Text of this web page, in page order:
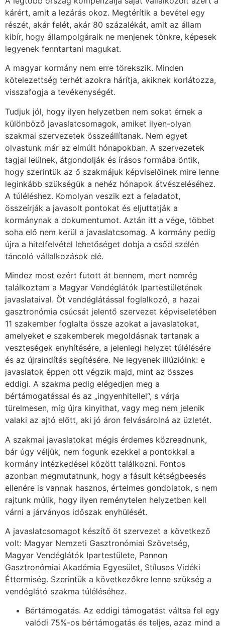
kárért, amit a lezárás okoz. Megtérítik a bevétel egy
részét, akár felét, akár 80 százalékát, amit az állam
kibír, hogy állampolgáraik ne menjenek tönkre, képesek
legyenek fenntartani magukat.
A magyar kormány nem erre törekszik. Minden
kötelezettség terhét azokra hárítja, akiknek korlátozza,
visszafogja a tevékenységét.
Tudjuk jól, hogy ilyen helyzetben nem sokat érnek a
különböző javaslatcsomagok, amiket ilyen-olyan
szakmai szervezetek összeállítanak. Nem egyet
olvastunk már az elmúlt hónapokban. A szervezetek
tagjai leülnek, átgondolják és írásos formába öntik,
hogy szerintük az ő szakmájuk képviselőinek mire lenne
leginkább szükségük a nehéz hónapok átvészeléséhez.
A túléléshez. Komolyan veszik ezt a feladatot,
összeírják a javasolt pontokat és eljuttatják a
kormánynak a dokumentumot. Aztán itt a vége, többet
soha elő nem kerül a javaslatcsomag. A kormány pedig
újra a hitelfelvétel lehetőséget dobja a csőd szélén
táncoló vállalkozások elé.
Mindez most ezért futott át bennem, mert nemrég
találkoztam a Magyar Vendéglátók Ipartestületének
javaslataival. Öt vendéglátással foglalkozó, a hazai
gasztronómia csúcsát jelentő szervezet képviseletében
11 szakember foglalta össze azokat a javaslatokat,
amelyeket e szakemberek megoldásnak tartanak a
veszteségek enyhítésére, a jelenlegi helyzet túlélésére
és az újraindítás segítésére. Ne legyenek illúzióink: e
javaslatok éppen ott végzik majd, mint az összes
eddigi. A szakma pedig elégedjen meg a
bértámogatással és az „ingyenhitellel“, s várja
türelmesen, míg újra kinyithat, vagy meg nem jelenik
valaki az ajtó előtt, aki jó áron felvásárolná az üzletét.
A szakmai javaslatokat mégis érdemes közreadnunk,
bár úgy véljük, nem fogunk ezekkel a pontokkal a
kormány intézkedései között találkozni. Fontos
azonban megmutatnunk, hogy a fásult kétségbeesés
ellenére is vannak hasznos, értelmes gondolatok, s nem
rajtunk múlik, hogy ilyen reménytelen helyzetben kell
várni a járványos időszak enyhülését.
A javaslatcsomagot készítő öt szervezet a következő
volt: Magyar Nemzeti Gasztronómiai Szövetség,
Magyar Vendéglátók Ipartestülete, Pannon
Gasztronómiai Akadémia Egyesület, Stílusos Vidéki
Éttermiség. Szerintük a következőkre lenne szükség a
vendéglátó szakma túléléséhez.
Bértámogatás. Az eddigi támogatást váltsa fel egy
valódi 75%-os bértámogatás és teljes, azaz mind a